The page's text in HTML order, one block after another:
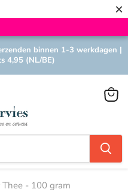
×
binnen 1-3 werkdagen |
4,95 (NL/BE)
- 100 gram